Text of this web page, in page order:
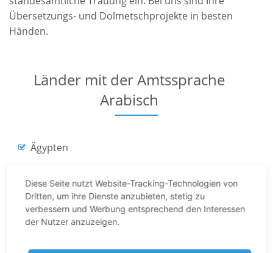
Übersetzungs- und Dolmetschprojekte in besten
Händen.
Länder mit der Amtssprache
Arabisch
Ägypten
Bahrain
Dschibuti
Diese Seite nutzt Website-Tracking-Technologien von
Dritten, um ihre Dienste anzubieten, stetig zu
verbessern und Werbung entsprechend den Interessen
der Nutzer anzuzeigen.